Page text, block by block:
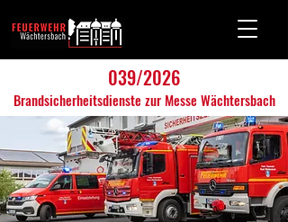
039/2026
Brandsicherheitsdienste zur Messe Wächtersbach